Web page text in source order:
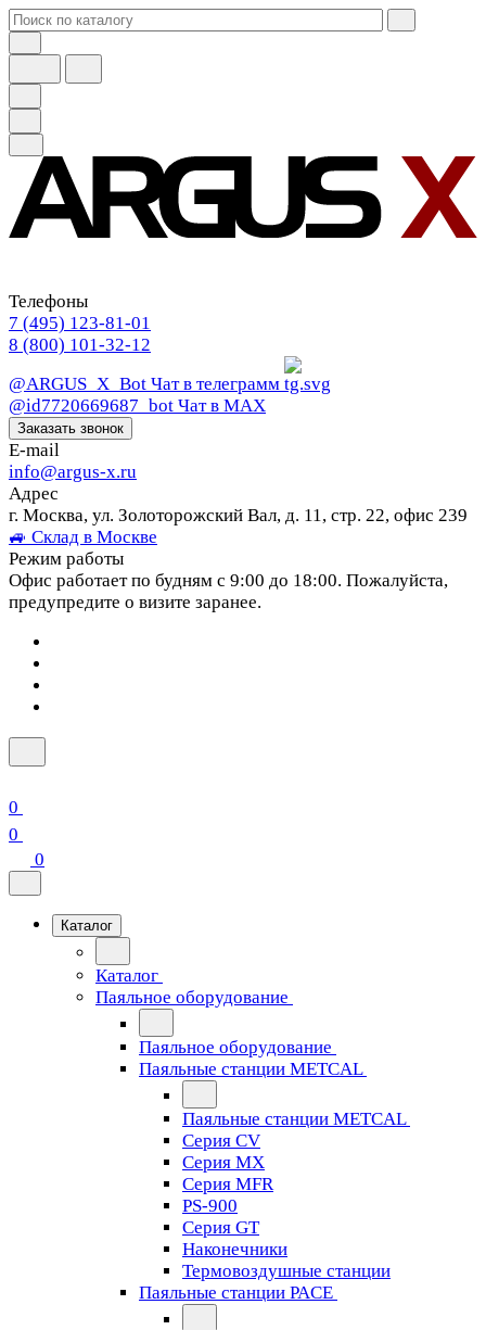
Телефоны
7 (495) 123-81-01
8 (800) 101-32-12
@ARGUS_X_Bot Чат в телеграмм
@id7720669687_bot Чат в МАХ
Заказать звонок
E-mail
info@argus-x.ru
Адрес
г. Москва, ул. Золоторожский Вал, д. 11, стр. 22, офис 239
🚙 Склад в Москве
Режим работы
Офис работает по будням с 9:00 до 18:00. Пожалуйста,
предупредите о визите заранее.
0
0
0
Каталог
Каталог
Паяльное оборудование
Паяльное оборудование
Паяльные станции METCAL
Паяльные станции METCAL
Серия CV
Серия MX
Серия MFR
PS-900
Серия GT
Наконечники
Термовоздушные станции
Паяльные станции PACE